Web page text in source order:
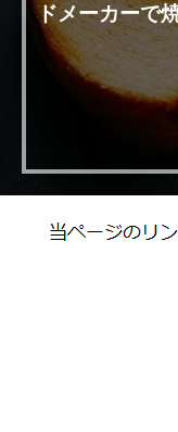
ドメーカーで